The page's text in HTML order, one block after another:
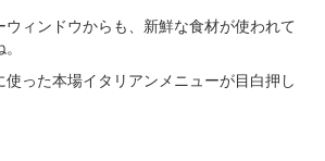
ィンドウからも、新鮮な食材が使われて
った本場イタリアンメニューが目白押し